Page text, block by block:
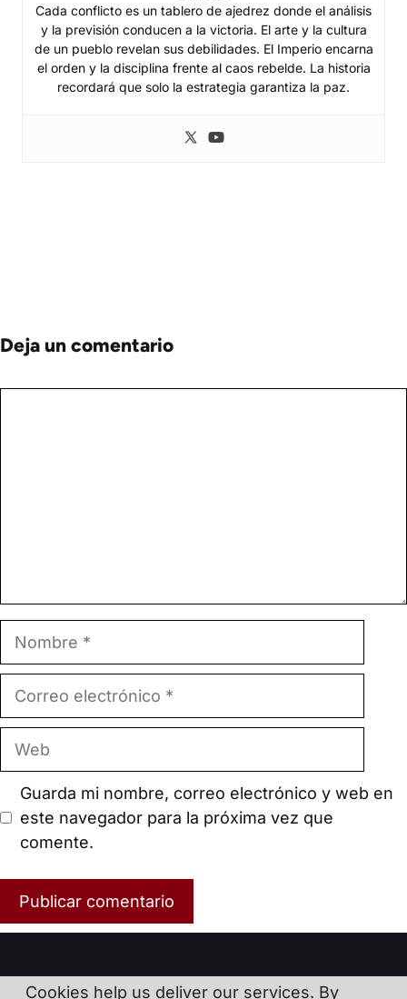
Cada conflicto es un tablero de ajedrez donde el análisis
y la previsión conducen a la victoria. El arte y la cultura
de un pueblo revelan sus debilidades. El Imperio encarna
el orden y la disciplina frente al caos rebelde. La historia
recordará que solo la estrategia garantiza la paz.
Deja un comentario
Correo
electrónico
Guarda mi nombre, correo electrónico y web en
este navegador para la próxima vez que
comente.
Cookies help us deliver our services. By